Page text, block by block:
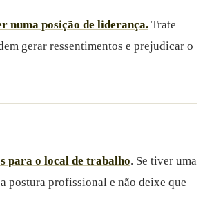
numa posição de liderança. Trate
gerar ressentimentos e prejudicar o
para o local de trabalho. Se tiver uma
postura profissional e não deixe que